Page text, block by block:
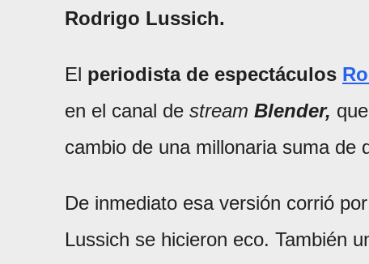
Rodrigo Lussich.
El periodista de espectáculos
en el canal de stream Blender,
cambio de una millonaria suma de
De inmediato esa versión corrió
Lussich se hicieron eco. También